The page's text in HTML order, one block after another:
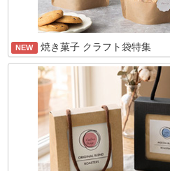
NEW 焼き菓子 クラフト袋特集